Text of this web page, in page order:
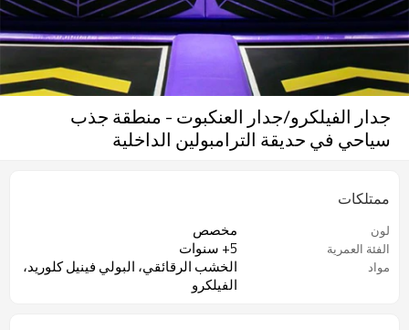
جدار الفيلكرو/جدار العنكبوت - منطقة جذب
سياحي في حديقة الترامبولين الداخلية
ممتلكات
لون مخصص
الفئة العمرية 5+ سنوات
مواد
الخشب الرقائقي، البولي فينيل كلوريد،
الفيلكرو